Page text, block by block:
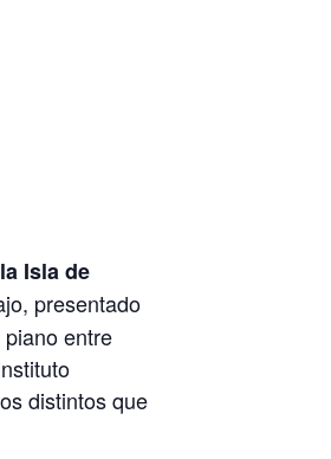
Isla de
presentado
entre
distintos que